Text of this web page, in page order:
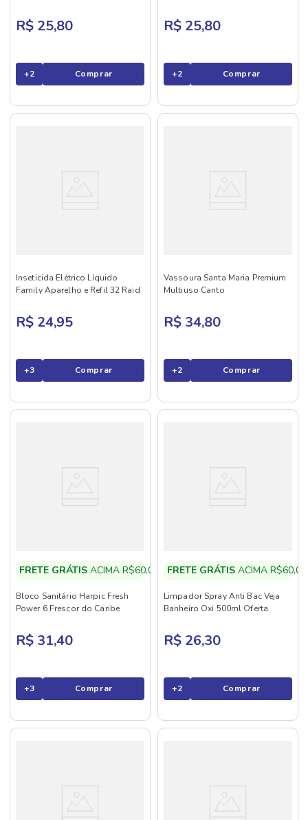
R$ 25,80
+2 Comprar
R$ 25,80
+2 Comprar
Inseticida Elétrico Líquido
Family Aparelho e Refil 32 Raid
R$ 24,95
+3 Comprar
Vassoura Santa Maria Premium
Multiuso Canto
R$ 34,80
+2 Comprar
FRETE GRÁTIS ACIMA R$60,00
Bloco Sanitário Harpic Fresh
Power 6 Frescor do Caribe
R$ 31,40
+3 Comprar
FRETE GRÁTIS ACIMA R$60,00
Limpador Spray Anti Bac Veja
Banheiro Oxi 500ml Oferta
R$ 26,30
+2 Comprar